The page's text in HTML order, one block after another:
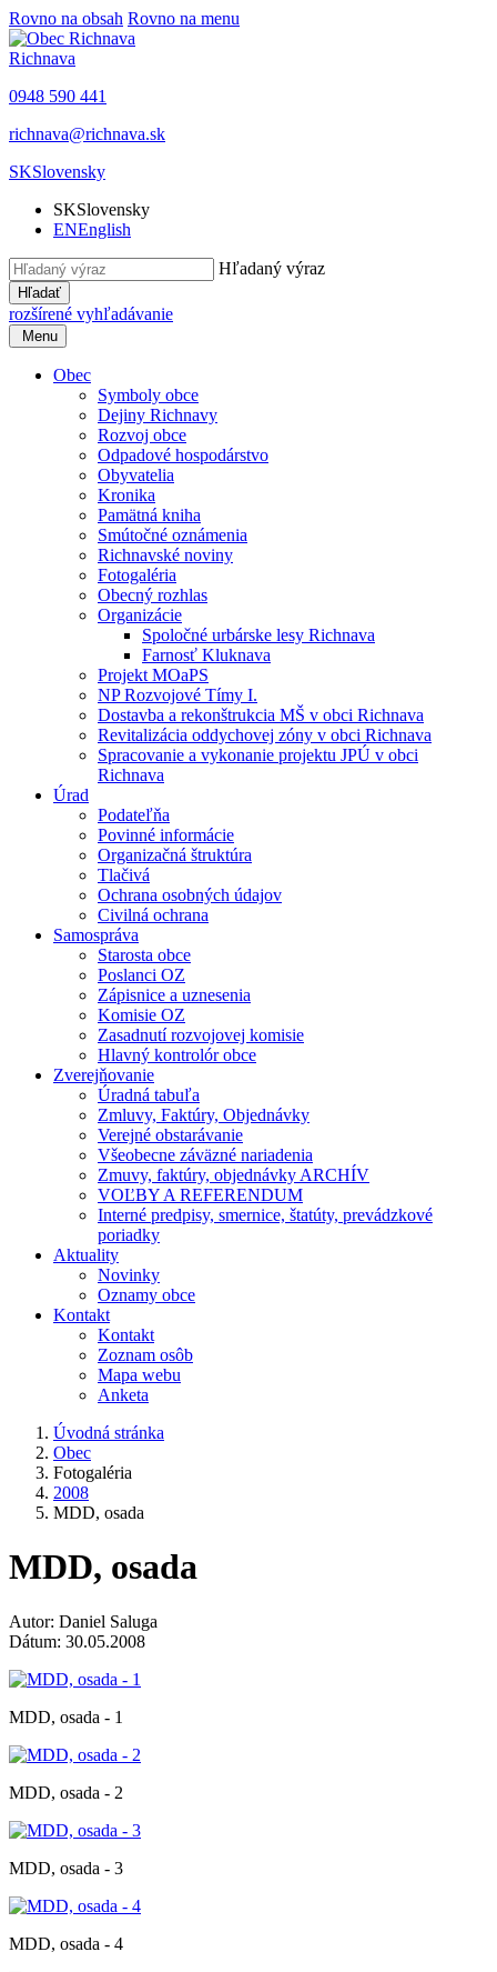
Rovno na obsah Rovno na menu
Richnava
0948 590 441
richnava@richnava.sk
SKSlovensky
SKSlovensky
ENEnglish
Hľadaný výraz
Hľadať
rozšírené vyhľadávanie
Menu
Obec
Symboly obce
Dejiny Richnavy
Rozvoj obce
Odpadové hospodárstvo
Obyvatelia
Kronika
Pamätná kniha
Smútočné oznámenia
Richnavské noviny
Fotogaléria
Obecný rozhlas
Organizácie
Spoločné urbárske lesy Richnava
Farnosť Kluknava
Projekt MOaPS
NP Rozvojové Tímy I.
Dostavba a rekonštrukcia MŠ v obci Richnava
Revitalizácia oddychovej zóny v obci Richnava
Spracovanie a vykonanie projektu JPÚ v obci
Richnava
Úrad
Podateľňa
Povinné informácie
Organizačná štruktúra
Tlačivá
Ochrana osobných údajov
Civilná ochrana
Samospráva
Starosta obce
Poslanci OZ
Zápisnice a uznesenia
Komisie OZ
Zasadnutí rozvojovej komisie
Hlavný kontrolór obce
Zverejňovanie
Úradná tabuľa
Zmluvy, Faktúry, Objednávky
Verejné obstarávanie
Všeobecne záväzné nariadenia
Zmuvy, faktúry, objednávky ARCHÍV
VOĽBY A REFERENDUM
Interné predpisy, smernice, štatúty, prevádzkové
poriadky
Aktuality
Novinky
Oznamy obce
Kontakt
Kontakt
Zoznam osôb
Mapa webu
Anketa
Úvodná stránka
Obec
Fotogaléria
2008
MDD, osada
MDD, osada
Autor: Daniel Saluga
Dátum: 30.05.2008
MDD, osada - 1
MDD, osada - 2
MDD, osada - 3
MDD, osada - 4